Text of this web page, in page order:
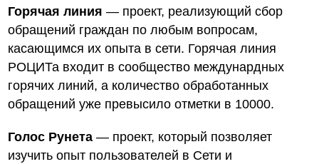
Горячая линия — проект, реализующий сбор
обращений граждан по любым вопросам,
касающимся их опыта в сети. Горячая линия
РОЦИТа входит в сообщество междунардных
горячих линий, а количество обработанных
обращений уже превысило отметки в 10000.
Голос Рунета — проект, который позволяет
изучить опыт пользователей в Сети и